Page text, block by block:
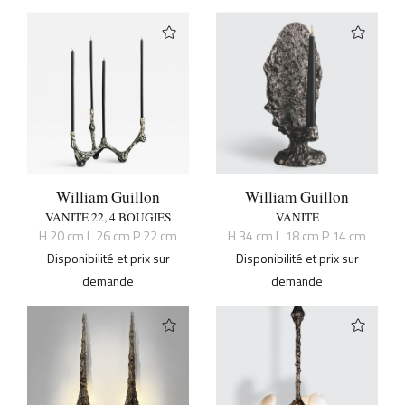
William Guillon
VANITE 22, 4 BOUGIES
H 20 cm L 26 cm P 22 cm
Disponibilité et prix sur
demande
William Guillon
VANITE
H 34 cm L 18 cm P 14 cm
Disponibilité et prix sur
demande